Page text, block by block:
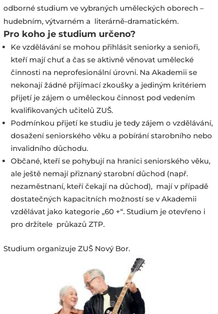
odborné studium ve vybraných uměleckých oborech –
hudebním, výtvarném a literárně-dramatickém.
Pro koho je studium určeno?
Ke vzdělávání se mohou přihlásit seniorky a senioři,
kteří mají chuť a čas se aktivně věnovat umělecké
činnosti na neprofesionální úrovni. Na Akademii se
nekonají žádné přijímací zkoušky a jediným kritériem
přijetí je zájem o uměleckou činnost pod vedením
kvalifikovaných učitelů ZUŠ.
Podmínkou přijetí ke studiu je tedy zájem o vzdělávání,
dosažení seniorského věku a pobírání starobního nebo
invalidního důchodu.
Občané, kteří se pohybují na hranici seniorského věku,
ale ještě nemají přiznaný starobní důchod (např.
nezaměstnaní, kteří čekají na důchod), mají v případě
dostatečných kapacitních možností se v Akademii
vzdělávat jako kategorie „60 +“. Studium je otevřeno i
pro držitele průkazů ZTP.
Studium organizuje ZUŠ Nový Bor.